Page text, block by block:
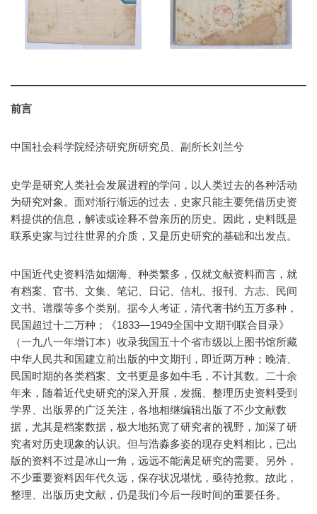
前言
中国社会科学院经济研究所研究员、副所长刘兰兮
史学是研究人类社会发展进程的学问，以人类过去的各种活动
为研究对象。面对渐行渐远的过去，史家只能主要凭借历史资
料提供的信息，解读或诠释不曾亲历的历史。因此，史料既是
联系史家与过往世界的介质，又是历史研究的基础和出发点。
中国近代史资料浩如烟海、种类繁多，仅就文献资料而言，就
有档案、官书、文集、笔记、日记、信札、报刊、方志、民间
文书、谱牒等多个类别。据今人考证，清代著书约五万多种，
民国超过十二万种；《1833—1949全国中文期刊联合目录》
（一九八一年增订本）收录我国五十个省市级以上图书馆所藏
中华人民共和国建立前出版的中文期刊，即近两万种；晚清、
民国时期的各类档案、文书更是多如牛毛，不计其数。二十余
年来，随着近代史研究的深入开展，发掘、整理历史资料受到
学界、出版界的广泛关注，各地相继编辑出版了不少文献数
据，尤其是档案数据，极大地拓宽了研究者的视野，加深了研
究者对历史现象的认识。但与浩淼多姿的现存史料相比，已出
版的资料不过是冰山一角，远远不能满足研究的需要。另外，
不少重要资料因年代久远，保存状况堪忧，亟待抢救。故此，
整理、出版历史文献，仍是我们今后一段时间的重要任务。